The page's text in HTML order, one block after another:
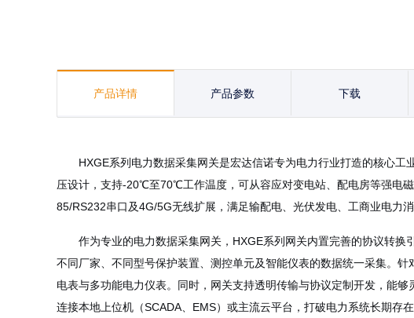
产品详情 产品参数 下载
HXGE系列电力数据采集网关是宏达信诺专为电力行业打造的核心
压设计，支持-20℃至70℃工作温度，可从容应对变电站、配电房等强电
85/RS232串口及4G/5G无线扩展，满足输配电、光伏发电、工商业电力
作为专业的电力数据采集网关，HXGE系列网关内置完善的协议转
不同厂家、不同型号保护装置、测控单元及智能仪表的数据统一采集。
电表与多功能电力仪表。同时，网关支持透明传输与协议定制开发，能
连接本地上位机（SCADA、EMS）或主流云平台，打破电力系统长期存